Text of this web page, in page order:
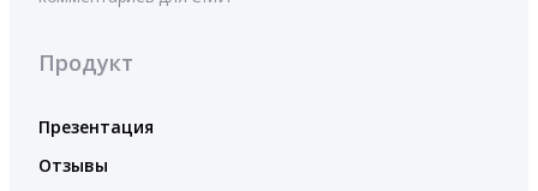
Продукт
Презентация
Отзывы